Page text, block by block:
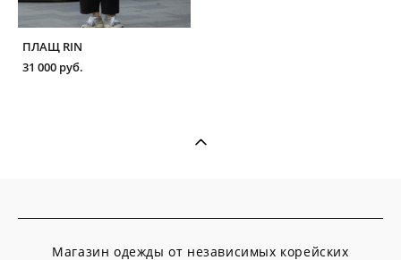
ПЛАЩ RIN
31 000 pуб.
Магазин одежды от независимых корейских